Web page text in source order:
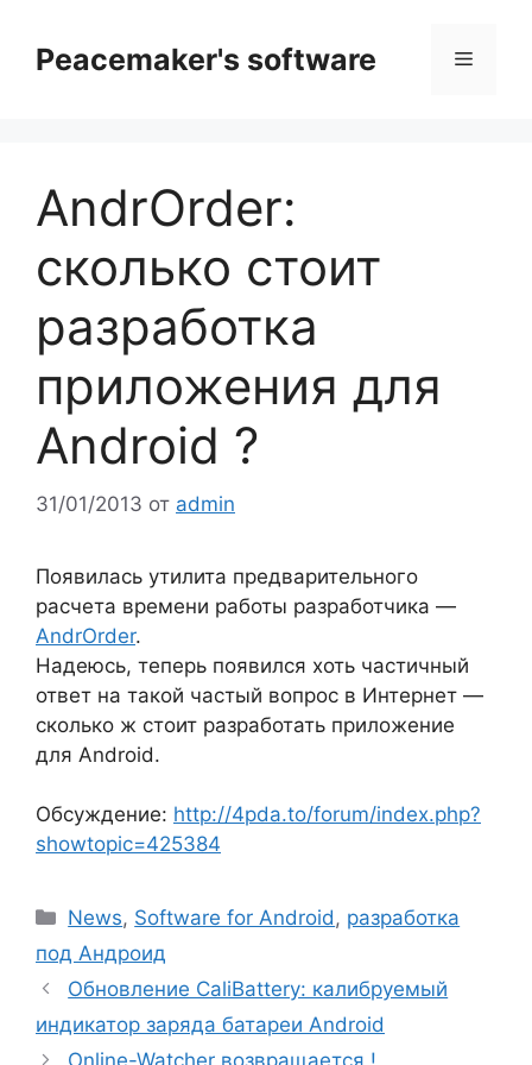
содержимому
Peacemaker's software Меню
AndrOrder:
сколько стоит
разработка
приложения для
Android ?
31/01/2013 от admin
Появилась утилита предварительного
расчета времени работы разработчика —
AndrOrder.
Надеюсь, теперь появился хоть частичный
ответ на такой частый вопрос в Интернет —
сколько ж стоит разработать приложение
для Android.
Обсуждение: http://4pda.to/forum/index.php?
showtopic=425384
Рубрики
News, Software for Android, разработка
под Андроид
Обновление CaliBattery: калибруемый
индикатор заряда батареи Android
Online-Watcher возвращается !